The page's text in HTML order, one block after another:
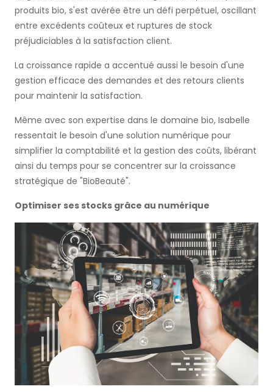
produits bio, s'est avérée être un défi perpétuel, oscillant
entre excédents coûteux et ruptures de stock
préjudiciables à la satisfaction client.
La croissance rapide a accentué aussi le besoin d'une
gestion efficace des demandes et des retours clients
pour maintenir la satisfaction.
Même avec son expertise dans le domaine bio, Isabelle
ressentait le besoin d'une solution numérique pour
simplifier la comptabilité et la gestion des coûts, libérant
ainsi du temps pour se concentrer sur la croissance
stratégique de "BioBeauté".
Optimiser ses stocks grâce au numérique